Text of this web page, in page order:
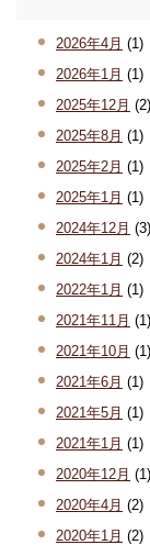
2026年4月 (1)
2026年1月 (1)
2025年12月 (2)
2025年8月 (1)
2025年2月 (1)
2025年1月 (1)
2024年12月 (3)
2024年1月 (2)
2022年1月 (1)
2021年11月 (1)
2021年10月 (1)
2021年6月 (1)
2021年5月 (1)
2021年1月 (1)
2020年12月 (1)
2020年4月 (2)
2020年1月 (2)